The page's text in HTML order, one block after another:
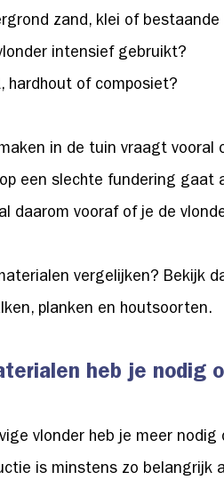
zand, klei of
intensief gebruikt?
hardhout of composiet?
in de tuin vraagt vooral
een slechte fundering gaat
daarom vooraf of je de
vergelijken? Bekijk
planken en houtsoorten.
heb je nodig
vlonder heb je meer nodig
is minstens zo belangrijk